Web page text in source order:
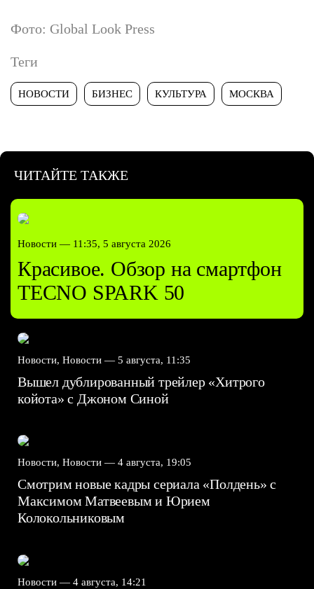
Фото: Global Look Press
Теги
НОВОСТИ БИЗНЕС КУЛЬТУРА МОСКВА
ЧИТАЙТЕ ТАКЖЕ
Новости — 11:35, 5 августа 2026
Красивое. Обзор на смартфон
TECNO SPARK 50
Новости, Новости — 5 августа, 11:35
Вышел дублированный трейлер «Хитрого
койота» с Джоном Синой
Новости, Новости — 4 августа, 19:05
Смотрим новые кадры сериала «Полдень» с
Максимом Матвеевым и Юрием
Колокольниковым
Новости — 4 августа, 14:21